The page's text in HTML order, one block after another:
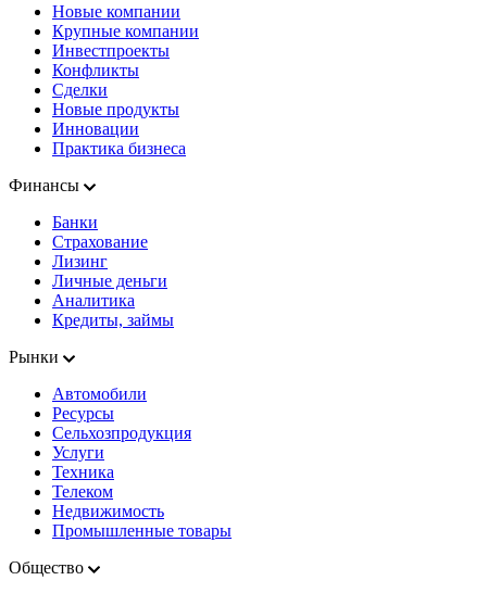
Новые компании
Крупные компании
Инвестпроекты
Конфликты
Сделки
Новые продукты
Инновации
Практика бизнеса
Финансы
Банки
Страхование
Лизинг
Личные деньги
Аналитика
Кредиты, займы
Рынки
Автомобили
Ресурсы
Сельхозпродукция
Услуги
Техника
Телеком
Недвижимость
Промышленные товары
Общество